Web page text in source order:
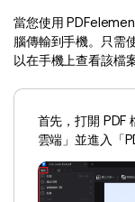
SDK
PDFelement
編輯 PDF
壓縮 PDF
專業使用者
PDF 表單
PDF 知識
簽署 PDF 秘訣
了解更多
更多內容
折扣
教育界折扣
當您使用
腦傳輸到手機。只需
以在手機上查看該檔案
首先，打開 PDF
雲端」並進入「